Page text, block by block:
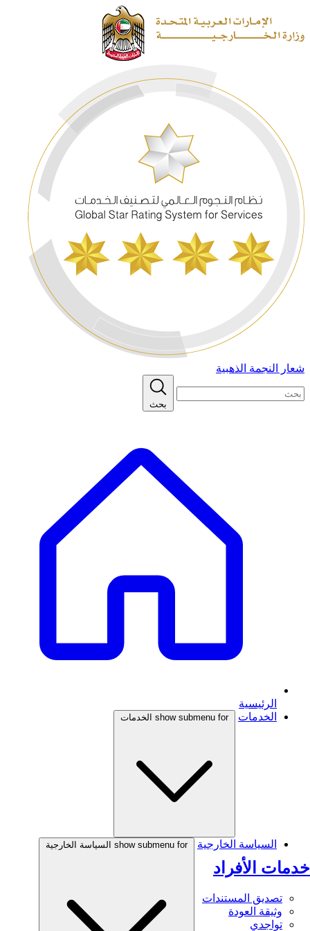
شعار النجمة الذهبية
بحث
الرئيسية
الخدمات
show submenu for الخدمات
خدمات الأفراد
تصديق المستندات
وثيقة العودة
تواجدي
السياسة الخارجية show submenu for السياسة الخارجية